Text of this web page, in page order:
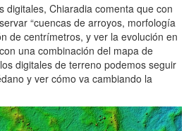
digitales, Chiaradia comenta que con
“cuencas de arroyos, morfología
de centrímetros, y ver la evolución en
una combinación del mapa de
digitales de terreno podemos seguir
y ver cómo va cambiando la